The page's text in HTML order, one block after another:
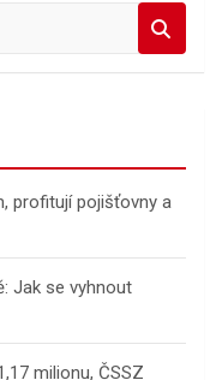
profitují pojišťovny a
Jak se vyhnout
milionu, ČSSZ